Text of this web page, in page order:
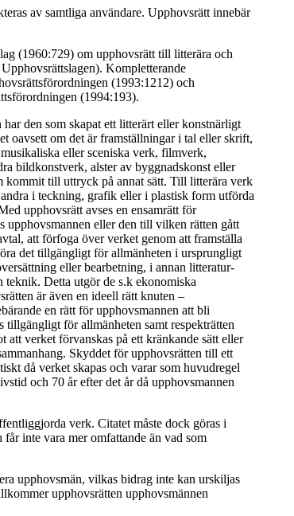
av samtliga användare. Upphovsrätt innebär
(1960:729) om upphovsrätt till litterära och
Kompletterande
(1993:1212) och
(1994:193).
den som skapat ett litterärt eller konstnärligt
oavsett om det är framställningar i tal eller skrift,
eller sceniska verk, filmverk,
bildkonstverk, alster av byggnadskonst eller
kommit till uttryck på annat sätt. Till litterära verk
i teckning, grafik eller i plastisk form utförda
upphovsrätt avses en ensamrätt för
upphovsmannen eller den till vilken rätten gått
att förfoga över verket genom att framställa
det tillgängligt för allmänheten i ursprungligt
eller bearbetning, i annan litteratur-
teknik. Detta utgör de s.k ekonomiska
är även en ideell rätt knuten –
en rätt för upphovsmannen att bli
tillgängligt för allmänheten samt respekträtten
att verket förvanskas på ett kränkande sätt eller
Skyddet för upphovsrätten till ett
då verket skapas och varar som huvudregel
och 70 år efter det år då upphovsmannen
verk. Citatet måste dock göras i
får inte vara mer omfattande än vad som
upphovsmän, vilkas bidrag inte kan urskiljas
upphovsrätten upphovsmännen